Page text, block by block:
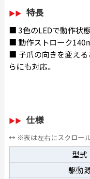
特長
■ 3色のLEDで動作状態
■ 動作ストローク
■ 子爪の向きを変え
らにも対応。
仕様
↔ ※表は左右にスクロール
型式
駆動